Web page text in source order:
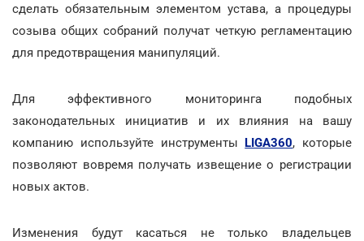
сделать обязательным элементом устава, а процедуры
созыва общих собраний получат четкую регламентацию
для предотвращения манипуляций.
Для эффективного мониторинга подобных
законодательных инициатив и их влияния на вашу
компанию используйте инструменты LIGA360, которые
позволяют вовремя получать извещение о регистрации
новых актов.
Изменения будут касаться не только владельцев